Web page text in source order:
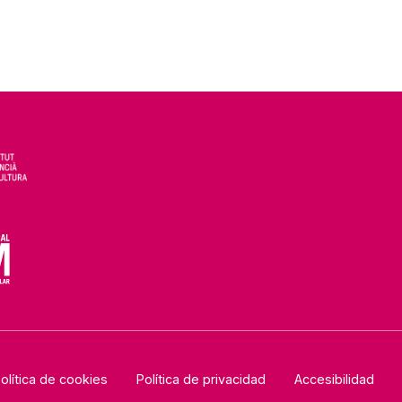
de cookies Política de privacidad Accesibilidad